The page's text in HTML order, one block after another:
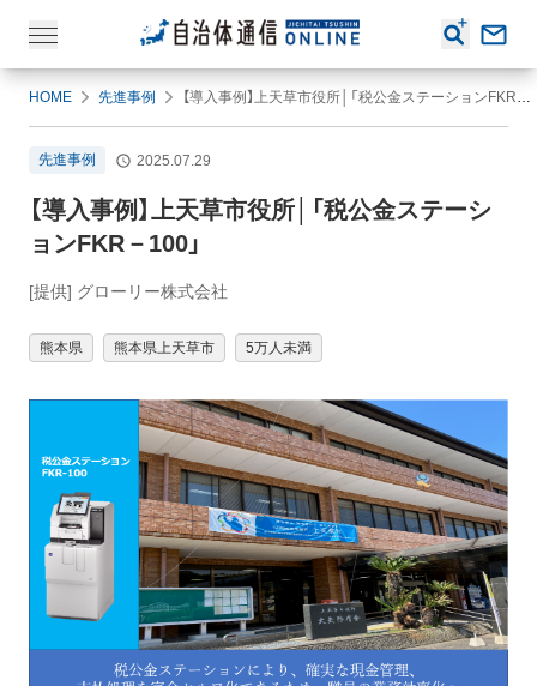
HOME 先進事例 【導入事例】上天草市役所│「税公金ステーションFKR－100」
先進事例 2025.07.29
【導入事例】上天草市役所│「税公金ステーシ
ョンFKR－100」
[提供] グローリー株式会社
熊本県 熊本県上天草市 5万人未満